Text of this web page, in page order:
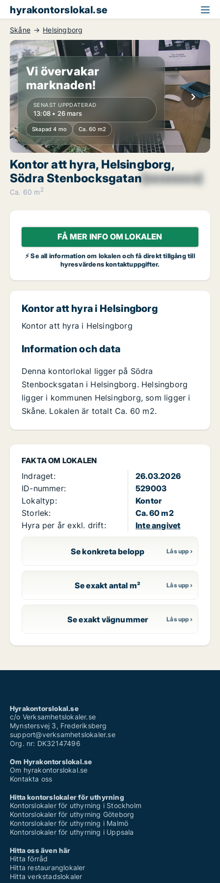
hyrakontorslokal.se
Skåne Helsingborg
Vi övervakar
marknaden!
SENAST UPPDATERAD
13:08 • 26 mars
Skapad 4 mo Ca. 60 m2
Kontor att hyra, Helsingborg,
Södra Stenbocksgatan[xxxxxxxx]
Ca. 60 m 2
FÅ MER INFO OM LOKALEN
⚡ Se all information om lokalen och få direkt tillgång till
hyresvärdens kontaktuppgifter.
FAKTA OM LOKALEN
Indraget:
26.03.2026
ID-nummer:
529003
Lokaltyp:
Kontor
Storlek:
Ca. 60 m2
Hyra per år exkl. drift:
Inte angivet
Se konkreta belopp
Se exakt antal m²
Se exakt vägnummer
Kontor att hyra i Helsingborg
Kontor att hyra i Helsingborg
Information och data
Denna kontorlokal ligger på Södra
Stenbocksgatan i Helsingborg. Helsingborg
ligger i kommunen Helsingborg, som ligger i
Skåne. Lokalen är totalt Ca. 60 m2.
Hyrakontorslokal.se
c/o Verksamhetslokaler.se
Mynstersvej 3, Frederiksberg
support@verksamhetslokaler.se
Org. nr: DK32147496
Om Hyrakontorslokal.se
Om hyrakontorslokal.se
Kontakta oss
Hitta kontorslokaler för uthyrning
Kontorslokaler för uthyrning i Stockholm
Kontorslokaler för uthyrning Göteborg
Kontorslokaler för uthyrning i Malmö
Kontorslokaler för uthyrning i Uppsala
Hitta oss även här
Hitta förråd
Hitta restauranglokaler
Hitta verkstadslokaler